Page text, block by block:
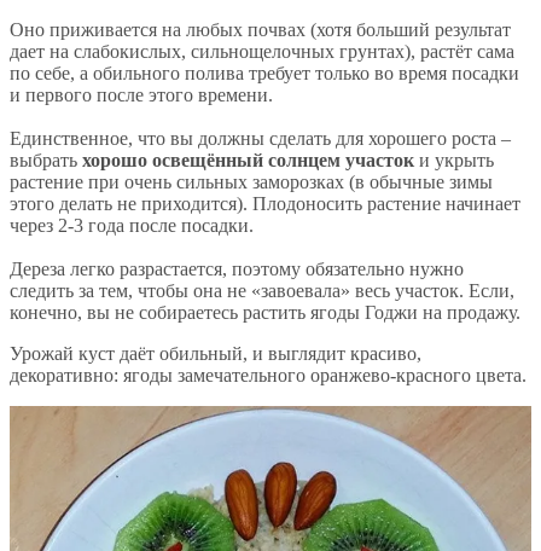
Оно приживается на любых почвах (хотя больший результат
дает на слабокислых, сильнощелочных грунтах), растёт сама
по себе, а обильного полива требует только во время посадки
и первого после этого времени.
Единственное, что вы должны сделать для хорошего роста –
выбрать хорошо освещённый солнцем участок и укрыть
растение при очень сильных заморозках (в обычные зимы
этого делать не приходится). Плодоносить растение начинает
через 2-3 года после посадки.
Дереза легко разрастается, поэтому обязательно нужно
следить за тем, чтобы она не «завоевала» весь участок. Если,
конечно, вы не собираетесь растить ягоды Годжи на продажу.
Урожай куст даёт обильный, и выглядит красиво,
декоративно: ягоды замечательного оранжево-красного цвета.